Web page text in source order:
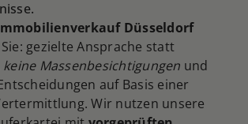
Düsseldorf
gezielte Ansprache statt
keine Massenbesichtigungen und
auf Basis einer
Wir nutzen unsere